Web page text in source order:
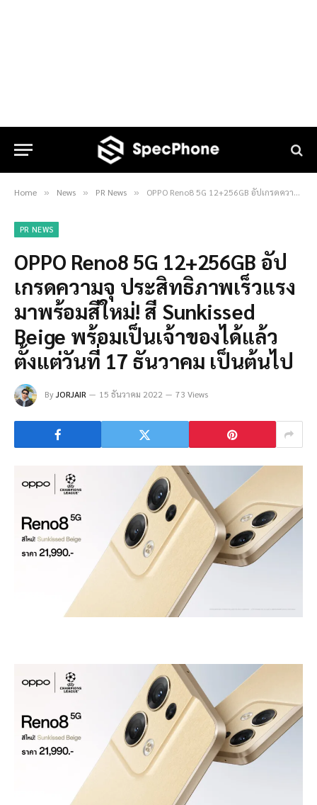
Home » News » PR News » OPPO Reno8 5G 12+256GB อัปเกรดความจุ ประสิทธิภาพเร็วแรง มาพร้อมสีใหม่! สี Sunkissed Beige พร้อมเป็นเจ้าของได้แล้วตั้งแต่วันที่ 17 ธันวาคม เป็นต้นไป
PR NEWS
OPPO Reno8 5G 12+256GB อัป
เกรดความจุ ประสิทธิภาพเร็วแรง
มาพร้อมสีใหม่! สี Sunkissed
Beige พร้อมเป็นเจ้าของได้แล้ว
ตั้งแต่วันที่ 17 ธันวาคม เป็นต้นไป
ByJORJAIR 15 ธันวาคม 2022 73 Views